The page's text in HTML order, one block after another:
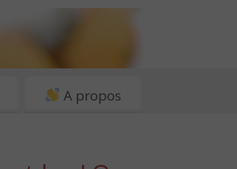
A propos